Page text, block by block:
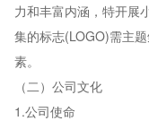
力和丰富内涵，特开展
集的标志(LOGO)需主
素。
（二）公司文化
1.公司使命